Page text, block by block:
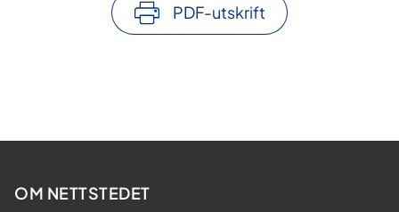
PDF-utskrift
OM NETTSTEDET